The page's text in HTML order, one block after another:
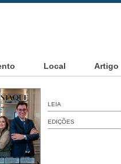
Local Artigo
LEIA
EDIÇÕES